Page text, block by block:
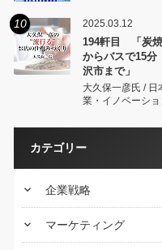
10 2025.03.12
194軒目 「炭
からバスで15
沢市まで」
大久保一彦氏 / 日
業・イノベーシ
カテゴリー
keyboard_arrow_down 企業戦略
keyboard_arrow_down マーケティング